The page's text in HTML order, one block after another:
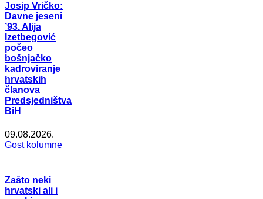
Josip Vričko:
Davne jeseni
’93. Alija
Izetbegović
počeo
bošnjačko
kadroviranje
hrvatskih
članova
Predsjedništva
BiH
09.08.2026.
Gost kolumne
Zašto neki
hrvatski ali i